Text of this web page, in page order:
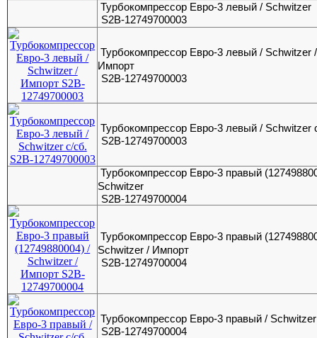
Турбокомпрессор Евро-3 левый / Schwitzer
S2B-12749700003
Турбокомпрессор Евро-3 левый / Schwitzer /
Импорт
S2B-12749700003
Турбокомпрессор Евро-3 левый / Schwitzer
S2B-12749700003
Турбокомпрессор Евро-3 правый
Schwitzer
S2B-12749700004
Турбокомпрессор Евро-3 правый
Schwitzer / Импорт
S2B-12749700004
Турбокомпрессор Евро-3 правый /
S2B-12749700004